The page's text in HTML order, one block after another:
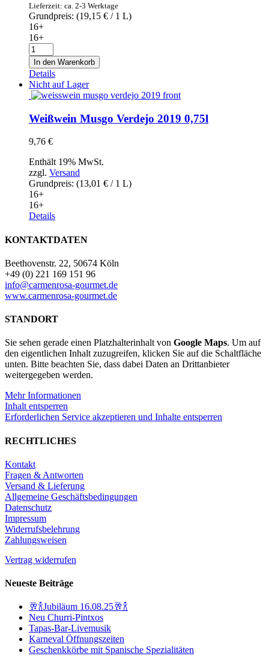
Lieferzeit: ca. 2-3 Werktage
Grundpreis: (19,15 € / 1 L)
16+
16+
Rotwein
Matsu
"El
Picaro"
2019
0,75l
Menge
In den Warenkorb
Details
Nicht auf Lager
Weißwein Musgo Verdejo 2019 0,75l
9,76 €
Enthält 19% MwSt.
zzgl. Versand
Grundpreis: (13,01 € / 1 L)
16+
16+
Details
KONTAKTDATEN
Beethovenstr. 22, 50674 Köln
+49 (0) 221 169 151 96
info@carmenrosa-gourmet.de
www.carmenrosa-gourmet.de
STANDORT
Sie sehen gerade einen Platzhalterinhalt von Google Maps. Um auf
den eigentlichen Inhalt zuzugreifen, klicken Sie auf die Schaltfläche
unten. Bitte beachten Sie, dass dabei Daten an Drittanbieter
weitergegeben werden.
Mehr Informationen
Inhalt entsperren
Erforderlichen Service akzeptieren und Inhalte entsperren
RECHTLICHES
Kontakt
Fragen & Antworten
Versand & Lieferung
Allgemeine Geschäftsbedingungen
Datenschutz
Impressum
Widerrufsbelehrung
Zahlungsweisen
Vertrag widerrufen
Neueste Beiträge
🥂🍾Jubiläum 16.08.25🥂🍾
Neu Churri-Pintxos
Tapas-Bar-Livemusik
Karneval Öffnungszeiten
Geschenkkörbe mit Spanische Spezialitäten